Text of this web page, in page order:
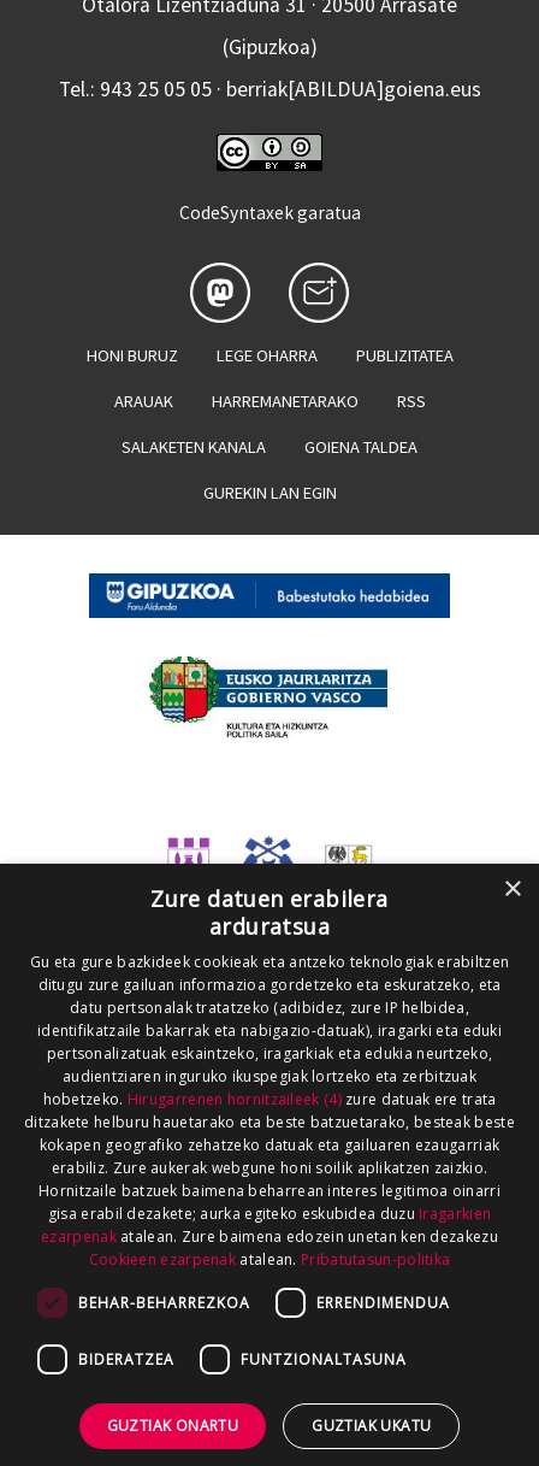
(Gipuzkoa)
Tel.: 943 25 05 05 · berriak[ABILDUA]goiena.eus
CodeSyntaxek garatua
HONI BURUZ LEGE OHARRA PUBLIZITATEA
ARAUAK HARREMANETARAKO RSS
SALAKETEN KANALA GOIENA TALDEA
GUREKIN LAN EGIN
×
Zure datuen erabilera
arduratsua
Gu eta gure bazkideek cookieak eta antzeko teknologiak erabiltzen
ditugu zure gailuan informazioa gordetzeko eta eskuratzeko, eta
datu pertsonalak tratatzeko (adibidez, zure IP helbidea,
identifikatzaile bakarrak eta nabigazio-datuak), iragarki eta eduki
pertsonalizatuak eskaintzeko, iragarkiak eta edukia neurtzeko,
audientziaren inguruko ikuspegiak lortzeko eta zerbitzuak
hobetzeko. Hirugarrenen hornitzaileek (4)zure datuak ere trata
ditzakete helburu hauetarako eta beste batzuetarako, besteak beste
kokapen geografiko zehatzeko datuak eta gailuaren ezaugarriak
erabiliz. Zure aukerak webgune honi soilik aplikatzen zaizkio.
Hornitzaile batzuek baimena beharrean interes legitimoa oinarri
gisa erabil dezakete; aurka egiteko eskubidea duzu Iragarkien
ezarpenakatalean. Zure baimena edozein unetan ken dezakezu
Cookieen ezarpenak atalean. Pribatutasun-politika
BEHAR-BEHARREZKOA ERRENDIMENDUA
BIDERATZEA FUNTZIONALTASUNA
GUZTIAK ONARTU GUZTIAK UKATU